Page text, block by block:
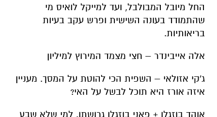
החל מיובל המבולבל, ועד למייקל לואיס מי
שהתמודד בעונה השישית ופרש עקב בעיות
בריאותיות.
אלה אייבינדר – חצי מצמד המירוץ למיליון
ג'קי אזולאי – השפית הכי להוטת על המסך. מעניין
איזה אורז היא תוכל לבשל על האי?
אוהד בוזגלו + פאני בוזגלו גרושתו. למי שלא שבע